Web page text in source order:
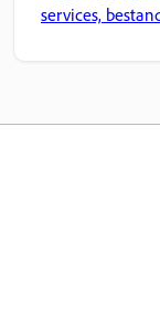
services,